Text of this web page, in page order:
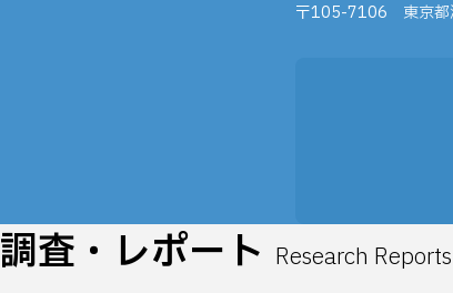
〒105-7106 東京
調査・レポート Research Reports